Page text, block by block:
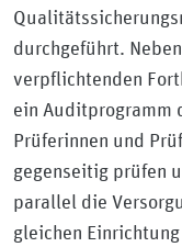
durchgeführt. Neben
verpflichtenden
ein Auditprogramm
Prüferinnen und
gegenseitig prüfen
parallel die
gleichen